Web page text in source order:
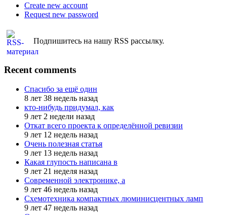
Create new account
Request new password
Подпишитесь на нашу RSS рассылку.
Recent comments
Спасибо за ещё один
8 лет 38 недель назад
кто-нибудь придумал, как
9 лет 2 недели назад
Откат всего проекта к определённой ревизии
9 лет 12 недель назад
Очень полезная статья
9 лет 13 недель назад
Какая глупость написана в
9 лет 21 неделя назад
Современной электронике, а
9 лет 46 недель назад
Схемотехника компактных люминисцентных ламп
9 лет 47 недель назад